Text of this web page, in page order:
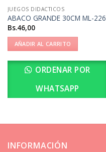
JUEGOS DIDACTICOS
ABACO GRANDE 30CM ML-226
Bs.46,00
AÑADIR AL CARRITO
ORDENAR POR
WHATSAPP
INFORMACIÓN